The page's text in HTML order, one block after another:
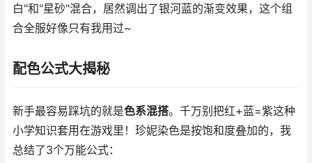
白"和"星砂"混合，居然调出了银河蓝的渐变效果，这个组
合全服好像只有我用过~
配色公式大揭秘
新手最容易踩坑的就是色系混搭。千万别把红+蓝=紫这种
小学知识套用在游戏里！珍妮染色是按饱和度叠加的，我
总结了3个万能公式：